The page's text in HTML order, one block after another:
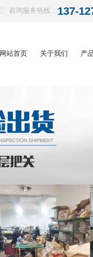
咨询服务热线： 137-
网站首页 关于我们 产